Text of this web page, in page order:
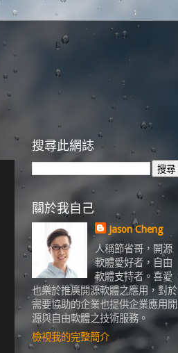
搜尋此網誌
關於我自己
Jason Cheng
人稱節省哥，開源
軟體愛好者，自由
軟體支持者。喜愛
也樂於推廣開源軟體之應用，對於
需要協助的企業也提供企業應用開
源與自由軟體之技術服務。
檢視我的完整簡介